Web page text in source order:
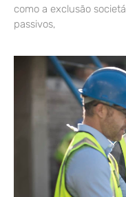
como a exclusão
passivos,